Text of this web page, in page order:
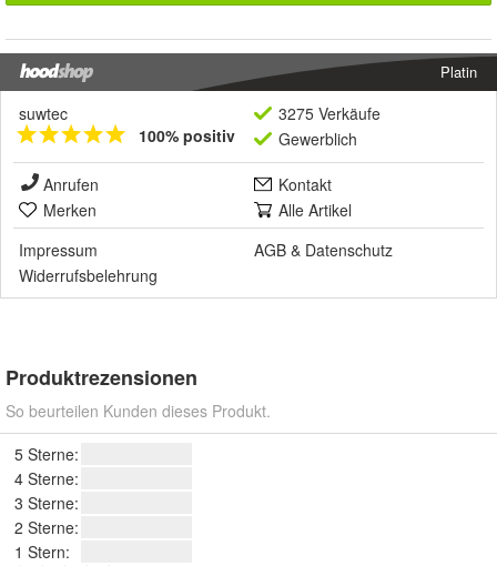
Platin
suwtec
100% positiv
3275 Verkäufe
Gewerblich
Anrufen
Kontakt
Merken
Alle Artikel
Impressum
AGB & Datenschutz
Widerrufsbelehrung
Produktrezensionen
So beurteilen Kunden dieses Produkt.
5 Sterne:
4 Sterne:
3 Sterne:
2 Sterne:
1 Stern: